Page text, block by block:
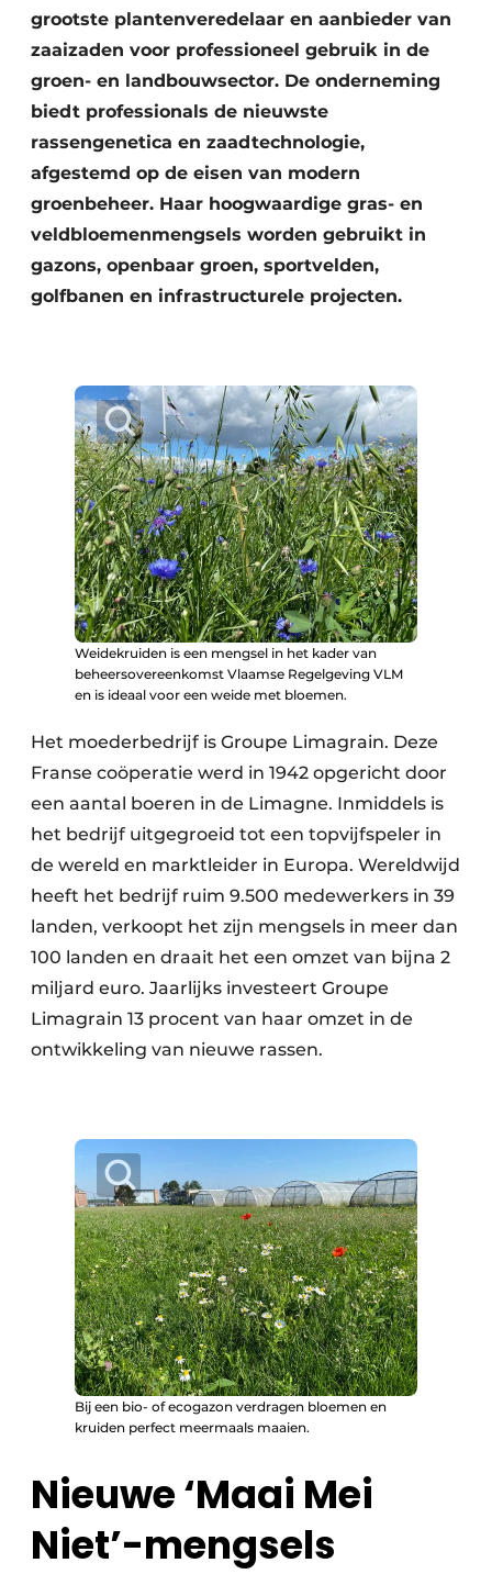
grootste plantenveredelaar en aanbieder van
zaaizaden voor professioneel gebruik in de
groen- en landbouwsector. De onderneming
biedt professionals de nieuwste
rassengenetica en zaadtechnologie,
afgestemd op de eisen van modern
groenbeheer. Haar hoogwaardige gras- en
veldbloemenmengsels worden gebruikt in
gazons, openbaar groen, sportvelden,
golfbanen en infrastructurele projecten.
Weidekruiden is een mengsel in het kader van
beheersovereenkomst Vlaamse Regelgeving VLM
en is ideaal voor een weide met bloemen.
Het moederbedrijf is Groupe Limagrain. Deze
Franse coöperatie werd in 1942 opgericht door
een aantal boeren in de Limagne. Inmiddels is
het bedrijf uitgegroeid tot een topvijfspeler in
de wereld en marktleider in Europa. Wereldwijd
heeft het bedrijf ruim 9.500 medewerkers in 39
landen, verkoopt het zijn mengsels in meer dan
100 landen en draait het een omzet van bijna 2
miljard euro. Jaarlijks investeert Groupe
Limagrain 13 procent van haar omzet in de
ontwikkeling van nieuwe rassen.
Bij een bio- of ecogazon verdragen bloemen en
kruiden perfect meermaals maaien.
Nieuwe ‘Maai Mei
Niet’-mengsels